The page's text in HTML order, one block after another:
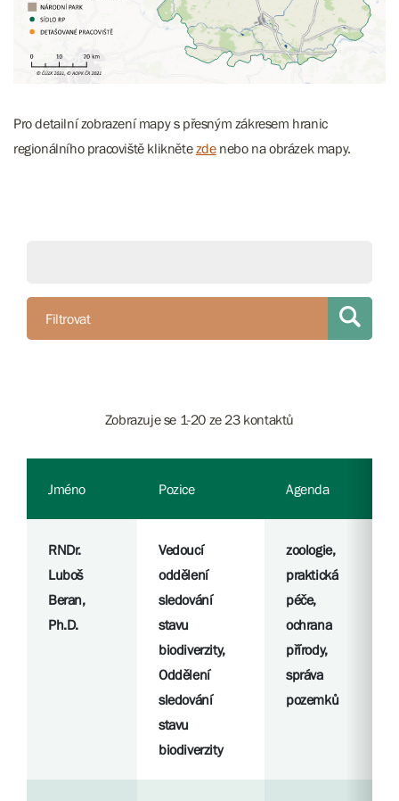
Pro detailní zobrazení mapy s přesným zákresem hranic
regionálního pracoviště kliknětezdenebo na obrázek mapy.
Filtrovat
Zobrazuje se 1-20 ze 23 kontaktů
Jméno Pozice Agenda
RNDr.
Luboš
Beran,
Ph.D.
Vedoucí
oddělení
sledování
stavu
biodiverzity,
Oddělení
sledování
stavu
biodiverzity
zoologie,
praktická
péče,
ochrana
přírody,
správa
pozemků